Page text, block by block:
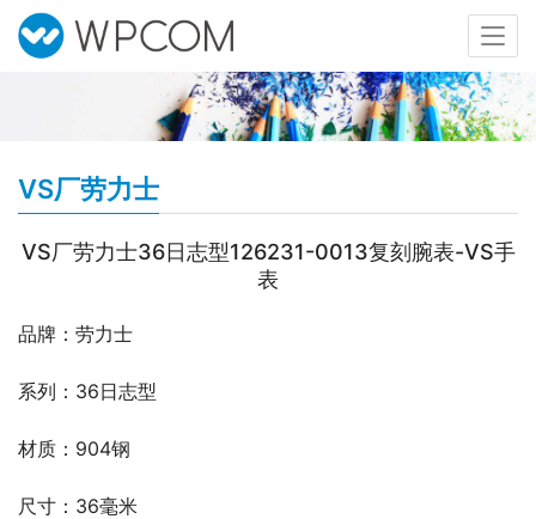
VS厂劳力士
VS厂劳力士36日志型126231-0013复刻腕表-VS手
表
品牌：劳力士
系列：36日志型
材质：904钢
尺寸：36毫米